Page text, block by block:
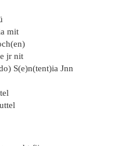
mit
jr nit
S(e)n(tent)ia Jnn